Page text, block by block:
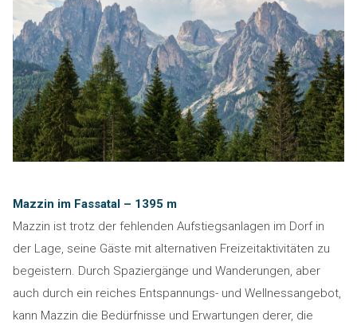
Mazzin im Fassatal – 1395 m
Mazzin ist trotz der fehlenden Aufstiegsanlagen im Dorf in
der Lage, seine Gäste mit alternativen Freizeitaktivitäten zu
begeistern. Durch Spaziergänge und Wanderungen, aber
auch durch ein reiches Entspannungs- und Wellnessangebot,
kann Mazzin die Bedürfnisse und Erwartungen derer, die